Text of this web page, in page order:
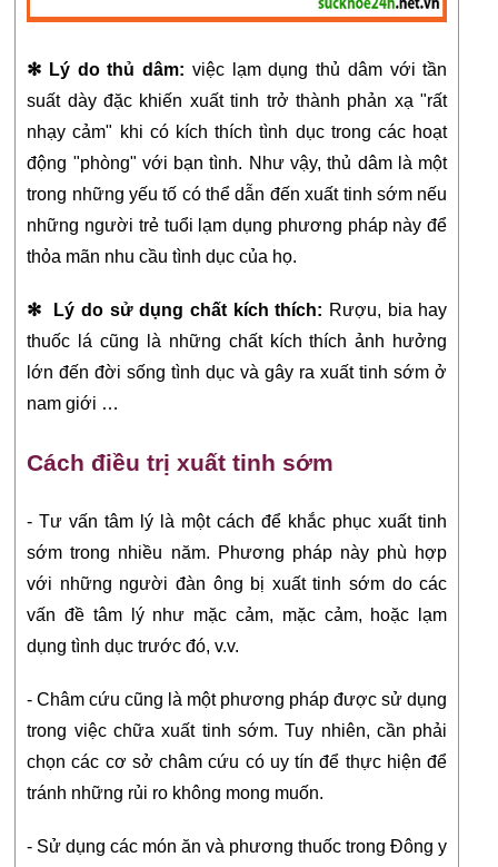
✻ Lý do thủ dâm: việc lạm dụng thủ dâm với tần
suất dày đặc khiến xuất tinh trở thành phản xạ "rất
nhạy cảm" khi có kích thích tình dục trong các hoạt
động "phòng" với bạn tình. Như vậy, thủ dâm là một
trong những yếu tố có thể dẫn đến xuất tinh sớm nếu
những người trẻ tuổi lạm dụng phương pháp này để
thỏa mãn nhu cầu tình dục của họ.
✻  Lý do sử dụng chất kích thích: Rượu, bia hay
thuốc lá cũng là những chất kích thích ảnh hưởng
lớn đến đời sống tình dục và gây ra xuất tinh sớm ở
nam giới …
Cách điều trị xuất tinh sớm
- Tư vấn tâm lý là một cách để khắc phục xuất tinh
sớm trong nhiều năm. Phương pháp này phù hợp
với những người đàn ông bị xuất tinh sớm do các
vấn đề tâm lý như mặc cảm, mặc cảm, hoặc lạm
dụng tình dục trước đó, v.v.
- Châm cứu cũng là một phương pháp được sử dụng
trong việc chữa xuất tinh sớm. Tuy nhiên, cần phải
chọn các cơ sở châm cứu có uy tín để thực hiện để
tránh những rủi ro không mong muốn.
- Sử dụng các món ăn và phương thuốc trong Đông y